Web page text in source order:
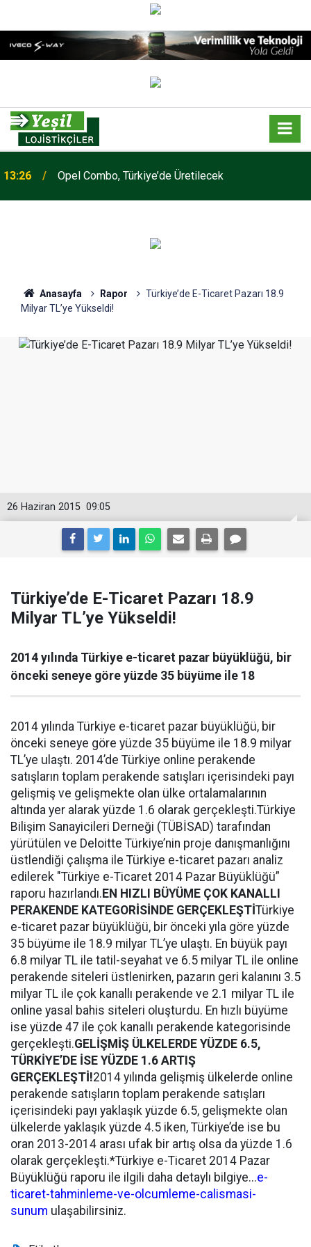
13:26 Opel Combo, Türkiye’de Üretilecek
Anasayfa Rapor
Türkiye’de E-Ticaret Pazarı 18.9
Milyar TL’ye Yükseldi!
09:05
26 Haziran 2015
Türkiye’de E-Ticaret Pazarı 18.9
Milyar TL’ye Yükseldi!
2014 yılında Türkiye e-ticaret pazar büyüklüğü, bir
önceki seneye göre yüzde 35 büyüme ile 18
2014 yılında Türkiye e-ticaret pazar büyüklüğü, bir
önceki seneye göre yüzde 35 büyüme ile 18.9 milyar
TL’ye ulaştı. 2014’de Türkiye online perakende
satışların toplam perakende satışları içerisindeki payı
gelişmiş ve gelişmekte olan ülke ortalamalarının
altında yer alarak yüzde 1.6 olarak gerçekleşti.Türkiye
Bilişim Sanayicileri Derneği (TÜBİSAD) tarafından
yürütülen ve Deloitte Türkiye’nin proje danışmanlığını
üstlendiği çalışma ile Türkiye e-ticaret pazarı analiz
edilerek "Türkiye e-Ticaret 2014 Pazar Büyüklüğü”
raporu hazırlandı.EN HIZLI BÜYÜME ÇOK KANALLI
PERAKENDE KATEGORİSİNDE GERÇEKLEŞTİTürkiye
e-ticaret pazar büyüklüğü, bir önceki yıla göre yüzde
35 büyüme ile 18.9 milyar TL’ye ulaştı. En büyük payı
6.8 milyar TL ile tatil-seyahat ve 6.5 milyar TL ile online
perakende siteleri üstlenirken, pazarın geri kalanını 3.5
milyar TL ile çok kanallı perakende ve 2.1 milyar TL ile
online yasal bahis siteleri oluşturdu. En hızlı büyüme
ise yüzde 47 ile çok kanallı perakende kategorisinde
gerçekleşti.GELİŞMİŞ ÜLKELERDE YÜZDE 6.5,
TÜRKİYE’DE İSE YÜZDE 1.6 ARTIŞ
GERÇEKLEŞTİ!2014 yılında gelişmiş ülkelerde online
perakende satışların toplam perakende satışları
içerisindeki payı yaklaşık yüzde 6.5, gelişmekte olan
ülkelerde yaklaşık yüzde 4.5 iken, Türkiye’de ise bu
oran 2013-2014 arası ufak bir artış olsa da yüzde 1.6
olarak gerçekleşti.*Türkiye e-Ticaret 2014 Pazar
Büyüklüğü raporu ile ilgili daha detaylı bilgiye...e-
ticaret-tahminleme-ve-olcumleme-calismasi-
sunum ulaşabilirsiniz.